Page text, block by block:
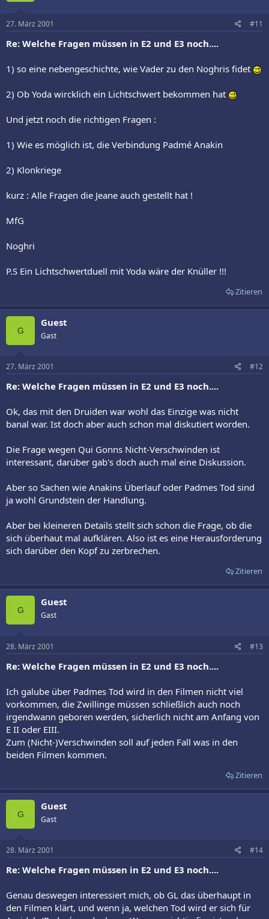
27. März 2001 #11
Re: Welche Fragen müssen in E2 und E3 noch....
1) so eine nebengeschichte, wie Vader zu den Noghris fidet
2) Ob Yoda wircklich ein Lichtschwert bekommen hat
Und jetzt noch die richtigen Fragen :
1) Wie es möglich ist, die Verbindung Padmé Anakin
2) Klonkriege
kurz : Alle Fragen die Jeane auch gestellt hat !
MfG
Noghri
P.S Ein Lichtschwertduell mit Yoda wäre der Knüller !!!
Zitieren
G
Guest
Gast
27. März 2001 #12
Re: Welche Fragen müssen in E2 und E3 noch....
Ok, das mit den Druiden war wohl das Einzige was nicht
banal war. Ist doch aber auch schon mal diskutiert worden.
Die Frage wegen Qui Gonns Nicht-Verschwinden ist
interessant, darüber gab's doch auch mal eine Diskussion.
Aber so Sachen wie Anakins Überlauf oder Padmes Tod sind
ja wohl Grundstein der Handlung.
Aber bei kleineren Details stellt sich schon die Frage, ob die
sich überhaut mal aufklären. Also ist es eine Herausforderung
sich darüber den Kopf zu zerbrechen.
Zitieren
G
Guest
Gast
28. März 2001 #13
Re: Welche Fragen müssen in E2 und E3 noch....
Ich galube über Padmes Tod wird in den Filmen nicht viel
vorkommen, die Zwillinge müssen schließlich auch noch
irgendwann geboren werden, sicherlich nicht am Anfang von
E II oder EIII.
Zum (Nicht-)Verschwinden soll auf jeden Fall was in den
beiden Filmen kommen.
Zitieren
G
Guest
Gast
28. März 2001 #14
Re: Welche Fragen müssen in E2 und E3 noch....
Genau deswegen interessiert mich, ob GL das überhaupt in
den Filmen klärt, und wenn ja, welchen Tod wird er sich für